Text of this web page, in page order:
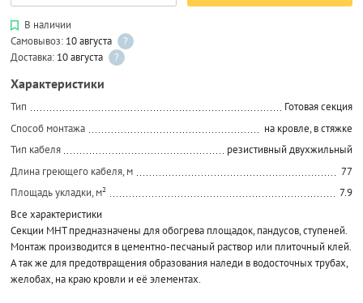
В наличии
Самовывоз: 10 августа
?
Доставка: 10 августа ?
Характеристики
Тип
Готовая секция
Способ монтажа
на кровле, в стяжке
Тип кабеля
резистивный двухжильный
Длина греющего кабеля, м
77
Площадь укладки, м²
7.9
Все характеристики
Секции МНТ предназначены для обогрева площадок, пандусов, ступеней.
Монтаж производится в цементно-песчаный раствор или плиточный клей.
А так же для предотвращения образования наледи в водосточных трубах,
желобах, на краю кровли и её элементах.